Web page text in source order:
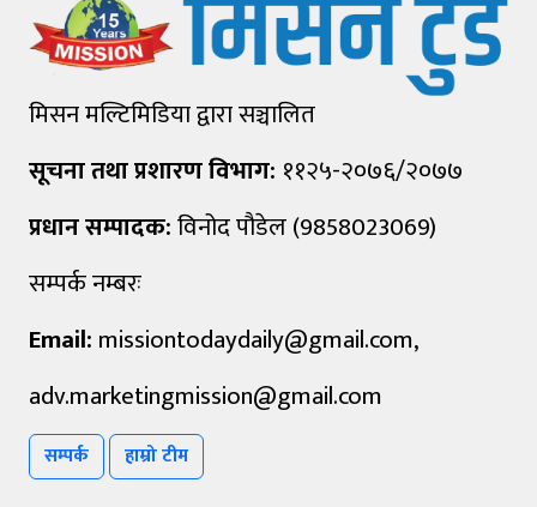
मिसन मल्टिमिडिया द्वारा सञ्चालित
सूचना तथा प्रशारण विभाग: ११२५-२०७६/२०७७
प्रधान सम्पादक:विनोद पौडेल (9858023069)
सम्पर्क नम्बरः
Email: missiontodaydaily@gmail.com,
adv.marketingmission@gmail.com
सम्पर्क हाम्रो टीम